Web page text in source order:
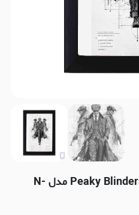
تابلو نقاشی پیکی بلایندرز Peaky Blinders مدل N-